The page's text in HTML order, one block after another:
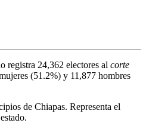
registra 24,362 electores al corte
(51.2%) y 11,877 hombres
de Chiapas. Representa el